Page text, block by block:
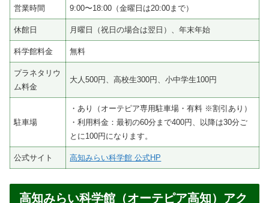
営業時間 9:00〜18:00（金曜日は20:00まで）
休館日 月曜日（祝日の場合は翌日）、年末年始
科学館料金 無料
プラネタリウ
ム料金
大人500円、高校生300円、小中学生100円
駐車場
・あり（オーテピア専用駐車場・有料 ※割引あり）
・利用料金：最初の60分まで400円、以降は30分ご
とに100円になります。
公式サイト 高知みらい科学館 公式HP
高知みらい科学館（オーテピア高知）アク